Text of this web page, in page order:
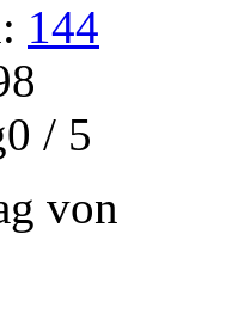
144
/ 5
von